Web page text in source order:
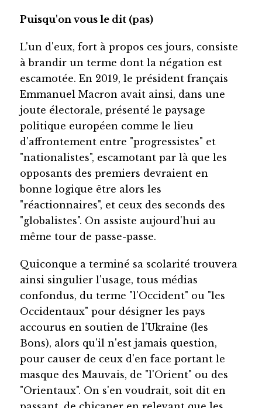
Puisqu'on vous le dit (pas)
L'un d'eux, fort à propos ces jours, consiste
à brandir un terme dont la négation est
escamotée. En 2019, le président français
Emmanuel Macron avait ainsi, dans une
joute électorale, présenté le paysage
politique européen comme le lieu
d'affrontement entre "progressistes" et
"nationalistes", escamotant par là que les
opposants des premiers devraient en
bonne logique être alors les
"réactionnaires", et ceux des seconds des
"globalistes". On assiste aujourd'hui au
même tour de passe-passe.
Quiconque a terminé sa scolarité trouvera
ainsi singulier l'usage, tous médias
confondus, du terme "l'Occident" ou "les
Occidentaux" pour désigner les pays
accourus en soutien de l'Ukraine (les
Bons), alors qu'il n'est jamais question,
pour causer de ceux d'en face portant le
masque des Mauvais, de "l'Orient" ou des
"Orientaux". On s'en voudrait, soit dit en